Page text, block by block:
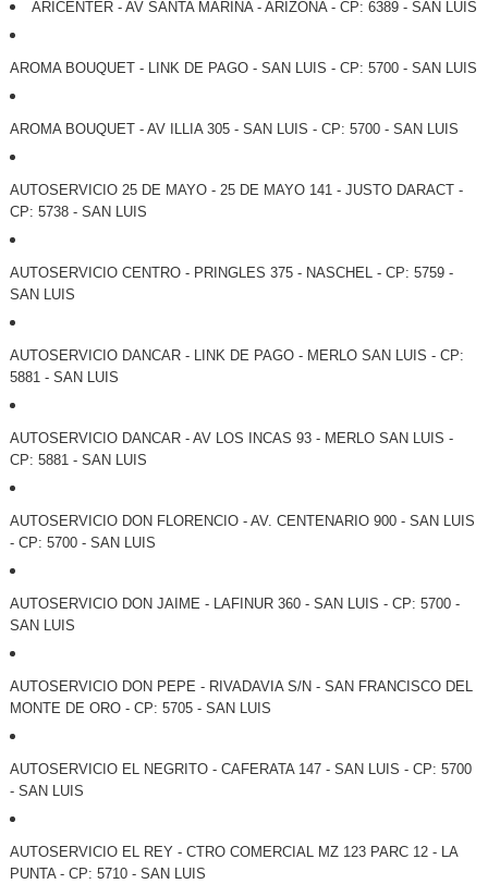
ARICENTER - AV SANTA MARINA - ARIZONA - CP: 6389 - SAN LUIS
AROMA BOUQUET - LINK DE PAGO - SAN LUIS - CP: 5700 - SAN LUIS
AROMA BOUQUET - AV ILLIA 305 - SAN LUIS - CP: 5700 - SAN LUIS
AUTOSERVICIO 25 DE MAYO - 25 DE MAYO 141 - JUSTO DARACT -
CP: 5738 - SAN LUIS
AUTOSERVICIO CENTRO - PRINGLES 375 - NASCHEL - CP: 5759 -
SAN LUIS
AUTOSERVICIO DANCAR - LINK DE PAGO - MERLO SAN LUIS - CP:
5881 - SAN LUIS
AUTOSERVICIO DANCAR - AV LOS INCAS 93 - MERLO SAN LUIS -
CP: 5881 - SAN LUIS
AUTOSERVICIO DON FLORENCIO - AV. CENTENARIO 900 - SAN LUIS
- CP: 5700 - SAN LUIS
AUTOSERVICIO DON JAIME - LAFINUR 360 - SAN LUIS - CP: 5700 -
SAN LUIS
AUTOSERVICIO DON PEPE - RIVADAVIA S/N - SAN FRANCISCO DEL
MONTE DE ORO - CP: 5705 - SAN LUIS
AUTOSERVICIO EL NEGRITO - CAFERATA 147 - SAN LUIS - CP: 5700
- SAN LUIS
AUTOSERVICIO EL REY - CTRO COMERCIAL MZ 123 PARC 12 - LA
PUNTA - CP: 5710 - SAN LUIS